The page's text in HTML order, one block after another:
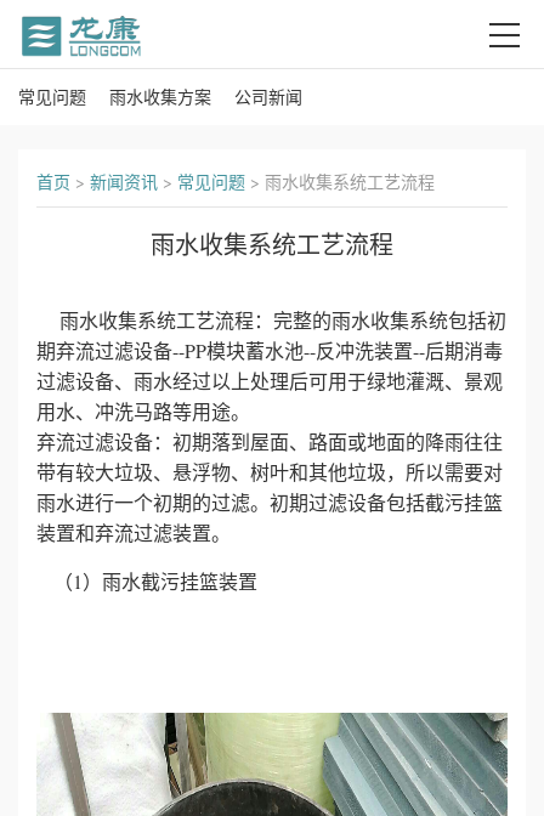
首
关
们
产
中
常见问题 雨水收集方案 公司新闻
首页 > 新闻资讯 > 常见问题 > 雨水收集系统工艺流程
雨水收集系统工艺流程
雨水收集系统工艺流程：完整的雨水收集系统包括初
期弃流过滤设备--PP模块蓄水池--反冲洗装置--后期消毒
过滤设备、雨水经过以上处理后可用于绿地灌溉、景观
用水、冲洗马路等用途。
弃流过滤设备：初期落到屋面、路面或地面的降雨往往
带有较大垃圾、悬浮物、树叶和其他垃圾，所以需要对
雨水进行一个初期的过滤。初期过滤设备包括截污挂篮
装置和弃流过滤装置。
（1）雨水截污挂篮装置